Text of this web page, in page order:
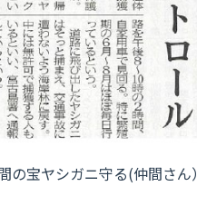
宝ヤシガニ守る(仲間さん）